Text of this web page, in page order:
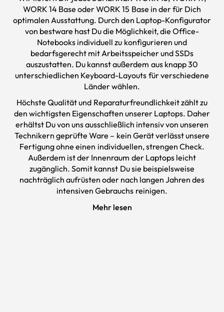
WORK 14 Base oder WORK 15 Base in der für Dich
optimalen Ausstattung. Durch den Laptop-Konfigurator
von bestware hast Du die Möglichkeit, die Office-
Notebooks individuell zu konfigurieren und
bedarfsgerecht mit Arbeitsspeicher und SSDs
auszustatten. Du kannst außerdem aus knapp 30
unterschiedlichen Keyboard-Layouts für verschiedene
Länder wählen.
Höchste Qualität und Reparaturfreundlichkeit zählt zu
den wichtigsten Eigenschaften unserer Laptops. Daher
erhältst Du von uns ausschließlich intensiv von unseren
Technikern geprüfte Ware – kein Gerät verlässt unsere
Fertigung ohne einen individuellen, strengen Check.
Außerdem ist der Innenraum der Laptops leicht
zugänglich. Somit kannst Du sie beispielsweise
nachträglich aufrüsten oder nach langen Jahren des
intensiven Gebrauchs reinigen.
Mehr lesen